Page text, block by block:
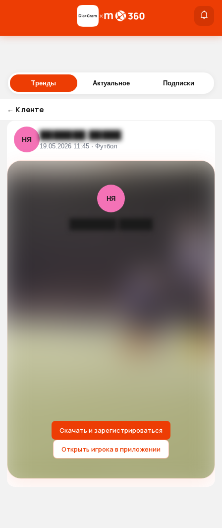
Войти
×
Тренды Актуальное Подписки
← К ленте
НЯ ███████ █████
19.05.2026 11:45 · Футбол
НЯ
Скачать и зарегистрироваться
Открыть игрока в приложении